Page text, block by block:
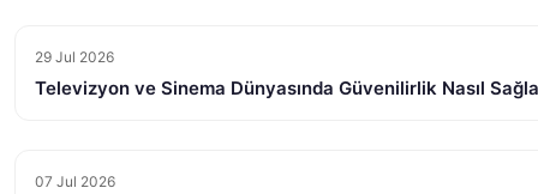
29 Jul 2026
Televizyon ve Sinema Dünyasında Güvenilirlik Nasıl
07 Jul 2026